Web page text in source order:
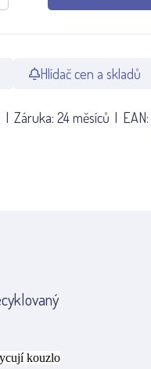
Hlídač cen a skladů
Záruka: 24 měsíců EAN:
kouzlo